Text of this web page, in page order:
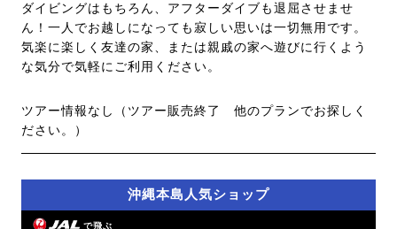
ダイビングはもちろん、アフターダイブも退屈させませ
ん！一人でお越しになっても寂しい思いは一切無用です。
気楽に楽しく友達の家、または親戚の家へ遊びに行くよう
な気分で気軽にご利用ください。
ツアー情報なし（ツアー販売終了 他のプランでお探しく
ださい。）
沖縄本島人気ショップ
で飛ぶ